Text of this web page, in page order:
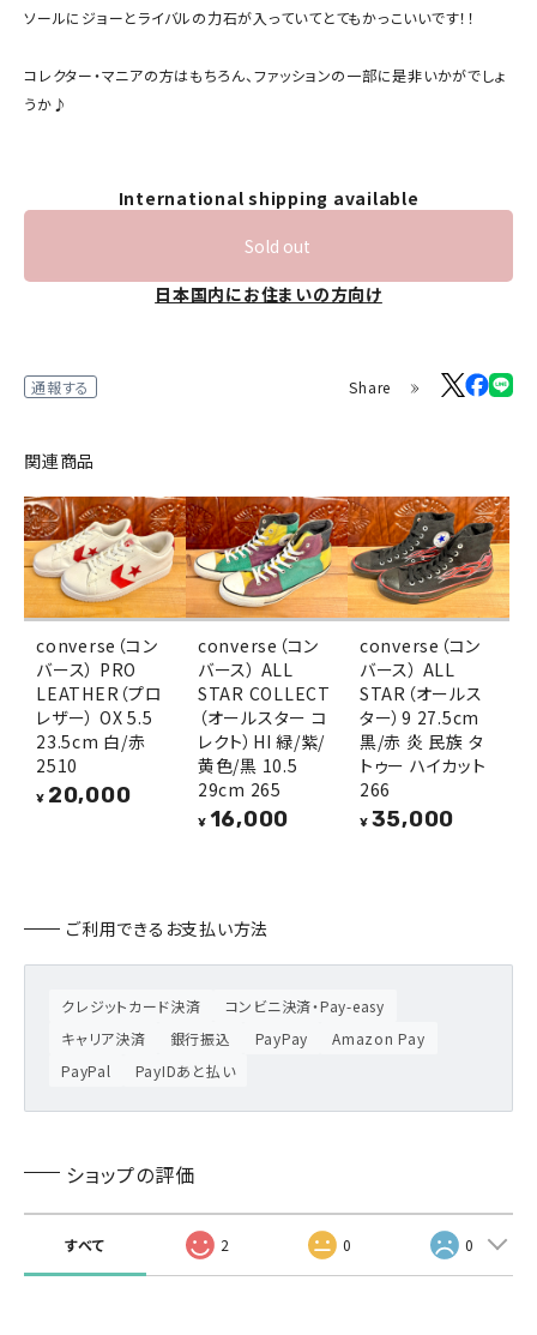
ソールにジョーとライバルの力石が入っていてとてもかっこいいです！！
コレクター・マニアの方はもちろん、ファッションの一部に是非いかがでしょ
うか♪
International shipping available
Sold out
日本国内にお住まいの方向け
通報する Share
関連商品
converse（コン
バース） PRO
LEATHER（プロ
レザー） OX 5.5
23.5cm 白/赤
2510
¥ 20,000
converse（コン
バース） ALL
STAR COLLECT
（オールスター コ
レクト）HI 緑/紫/
黄色/黒 10.5
29cm 265
¥ 16,000
converse（コン
バース） ALL
STAR（オールス
ター）9 27.5cm
黒/赤 炎 民族 タ
トゥー ハイカット
266
¥ 35,000
ご利用できるお支払い方法
クレジットカード決済
コンビニ決済・Pay-easy
キャリア決済
銀行振込 PayPay
Amazon Pay
PayPal
PayIDあと払い
ショップの評価
すべて 2 0 0